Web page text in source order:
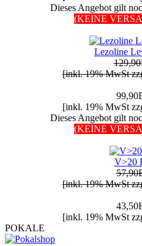
Dieses Angebot gilt
(KEINE
Lezoline
[inkl. 19% MwSt
[inkl. 19% MwSt
Dieses Angebot gilt
(KEINE
V>20
[inkl. 19% MwSt
[inkl. 19% MwSt
POKALE